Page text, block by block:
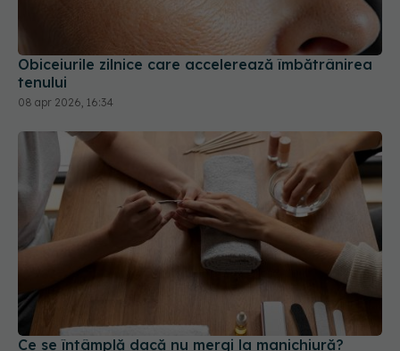
Obiceiurile zilnice care accelerează îmbătrânirea
tenului
08 apr 2026, 16:34
Ce se întâmplă dacă nu mergi la manichiură?
16 ian 2026, 16:44